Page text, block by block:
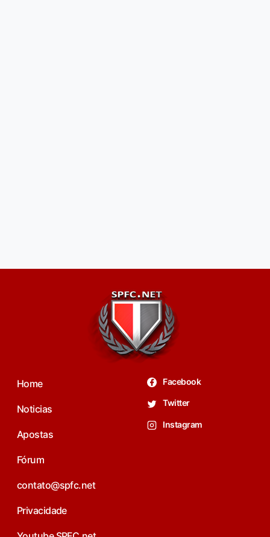
Home
Noticias
Apostas
Fórum
contato@spfc.net
Privacidade
Facebook
Twitter
Instagram